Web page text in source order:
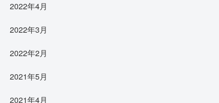
2022年4月
2022年3月
2022年2月
2021年5月
2021年4月